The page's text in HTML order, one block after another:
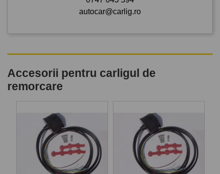
autocar@carlig.ro
Accesorii pentru carligul de
remorcare